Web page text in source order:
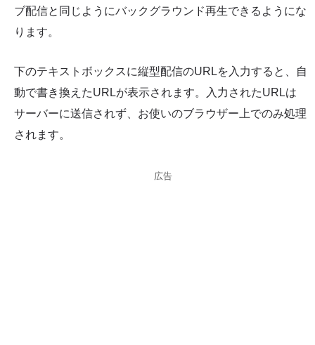
ブ配信と同じようにバックグラウンド再生できるようにな
ります。
下のテキストボックスに縦型配信のURLを入力すると、自
動で書き換えたURLが表示されます。入力されたURLは
サーバーに送信されず、お使いのブラウザー上でのみ処理
されます。
広告